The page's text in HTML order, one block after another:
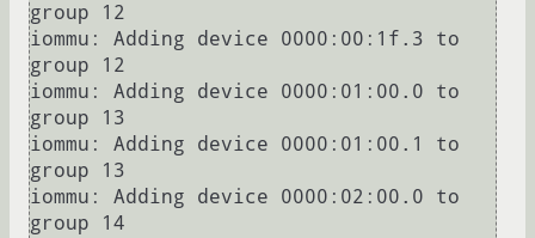
group 12
iommu: Adding device 0000:00:1f.3 to
group 12
iommu: Adding device 0000:01:00.0 to
group 13
iommu: Adding device 0000:01:00.1 to
group 13
iommu: Adding device 0000:02:00.0 to
group 14